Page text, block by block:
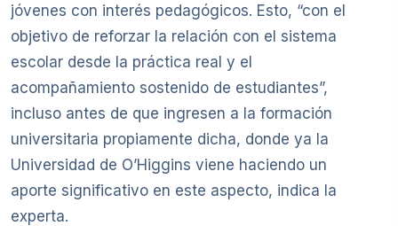
jóvenes con interés pedagógicos. Esto, “con el
objetivo de reforzar la relación con el sistema
escolar desde la práctica real y el
acompañamiento sostenido de estudiantes”,
incluso antes de que ingresen a la formación
universitaria propiamente dicha, donde ya la
Universidad de O’Higgins viene haciendo un
aporte significativo en este aspecto, indica la
experta.